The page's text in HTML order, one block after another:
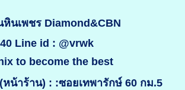
หินเพชร Diamond&CBN
Line id : @vrwk
to become the best
น้าร้าน) : :ซอยเทพารักษ์ 60 กม.5